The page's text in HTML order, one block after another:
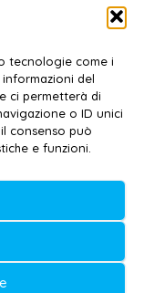
tecnologie come i
del
ci permetterà di
o ID unici
consenso può
e funzioni.
®
dal Ministero